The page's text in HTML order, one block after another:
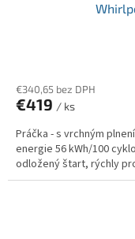
€340,65 bez DPH
€419 / ks
Práčka - s vrchným
energie 56 kWh/100
odložený štart, rýchly